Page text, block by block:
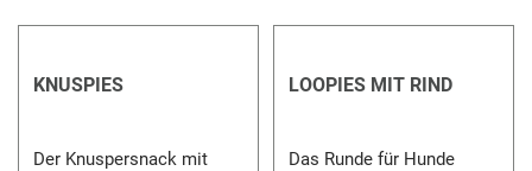
KNUSPIES
Der Knuspersnack mit
LOOPIES MIT RIND
Das Runde für Hunde